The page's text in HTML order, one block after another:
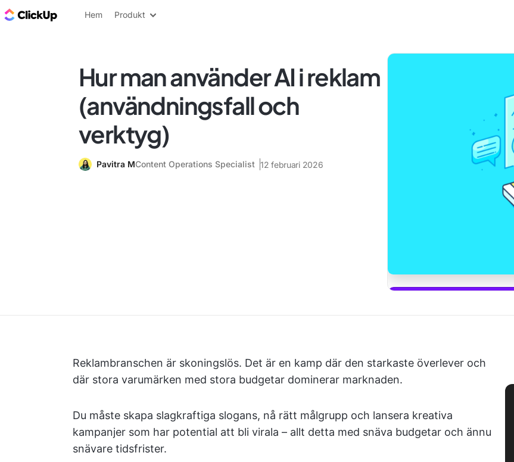
ClickUp-bloggen
Hem Produkt
Hur man använder AI i reklam
(användningsfall och
verktyg)
Pavitra MContent Operations Specialist 12 februari 2026
Reklambranschen är skoningslös. Det är en kamp där den starkaste överlever och
där stora varumärken med stora budgetar dominerar marknaden.
Du måste skapa slagkraftiga slogans, nå rätt målgrupp och lansera kreativa
kampanjer som har potential att bli virala – allt detta med snäva budgetar och ännu
snävare tidsfrister.